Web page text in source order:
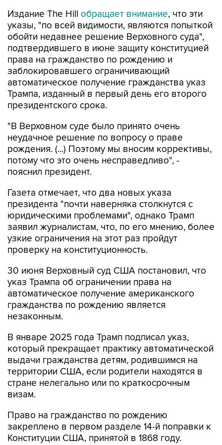
Издание The Hill обращает внимание, что эти
указы, "по всей видимости, являются попыткой
обойти недавнее решение Верховного суда",
подтвердившего в июне защиту конституцией
права на гражданство по рождению и
заблокировавшего ограничивающий
автоматическое получение гражданства указ
Трампа, изданный в первый день его второго
президентского срока.
"В Верховном суде было принято очень
неудачное решение по вопросу о праве
рождения. (...) Поэтому мы вносим коррективы,
потому что это очень несправедливо", -
пояснил президент.
Газета отмечает, что два новых указа
президента "почти наверняка столкнутся с
юридическими проблемами", однако Трамп
заявил журналистам, что, по его мнению, более
узкие ограничения на этот раз пройдут
проверку на конституционность.
30 июня Верховный суд США постановил, что
указ Трампа об ограничении права на
автоматическое получение американского
гражданства по рождению является
незаконным.
В январе 2025 года Трамп подписал указ,
который прекращает практику автоматической
выдачи гражданства детям, родившимся на
территории США, если родители находятся в
стране нелегально или по краткосрочным
визам.
Право на гражданство по рождению
закреплено в первом разделе 14-й поправки к
Конституции США, принятой в 1868 году.